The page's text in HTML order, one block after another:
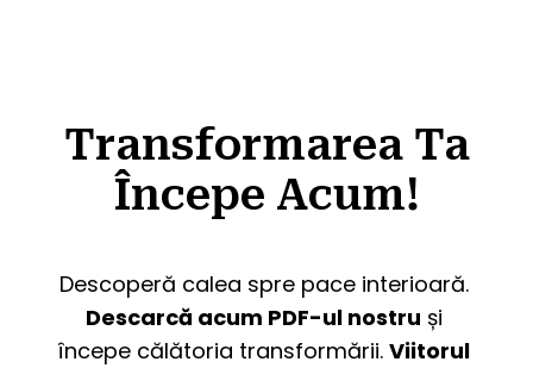
Transformarea Ta
Începe Acum!
Descoperă calea spre pace interioară.
Descarcă acum PDF-ul nostru și
începe călătoria transformării. Viitorul